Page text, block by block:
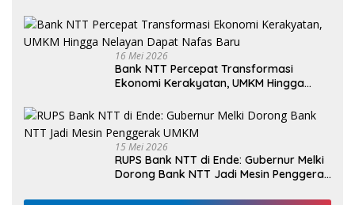
Weetebula
16 Mei 2026
Bank NTT Percepat Transformasi
Ekonomi Kerakyatan, UMKM Hingga
15 Mei 2026
RUPS Bank NTT di Ende: Gubernur Melki
Dorong Bank NTT Jadi Mesin Penggerak